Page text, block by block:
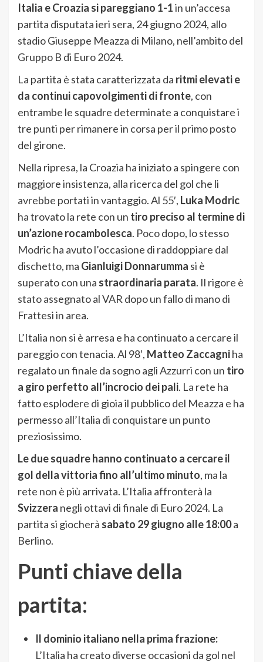
Italia e Croazia si pareggiano 1-1in un’accesa
partita disputata ieri sera, 24 giugno 2024, allo
stadio Giuseppe Meazza di Milano, nell’ambito del
Gruppo B di Euro 2024.
La partita è stata caratterizzata da ritmi elevati e
da continui capovolgimenti di fronte, con
entrambe le squadre determinate a conquistare i
tre punti per rimanere in corsa per il primo posto
del girone.
Nella ripresa, la Croazia ha iniziato a spingere con
maggiore insistenza, alla ricerca del gol che li
avrebbe portati in vantaggio. Al 55′, Luka Modric
ha trovato la rete con un tiro preciso al termine di
un’azione rocambolesca. Poco dopo, lo stesso
Modric ha avuto l’occasione di raddoppiare dal
dischetto, ma Gianluigi Donnarumma si è
superato con una straordinaria parata. Il rigore è
stato assegnato al VAR dopo un fallo di mano di
Frattesi in area.
L’Italia non si è arresa e ha continuato a cercare il
pareggio con tenacia. Al 98′, Matteo Zaccagniha
regalato un finale da sogno agli Azzurri con un tiro
a giro perfetto all’incrocio dei pali. La rete ha
fatto esplodere di gioia il pubblico del Meazza e ha
permesso all’Italia di conquistare un punto
preziosissimo.
Le due squadre hanno continuato a cercare il
gol della vittoria fino all’ultimo minuto, ma la
rete non è più arrivata. L’Italia affronterà la
Svizzera negli ottavi di finale di Euro 2024. La
partita si giocherà sabato 29 giugno alle 18:00a
Berlino.
Punti chiave della
partita:
Il dominio italiano nella prima frazione:
L’Italia ha creato diverse occasioni da gol nel